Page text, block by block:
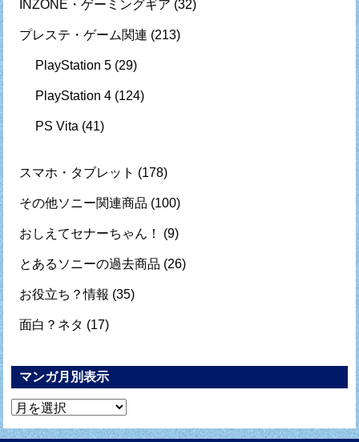
INZONE・ゲーミングギア (32)
プレステ・ゲーム関連 (213)
PlayStation 5 (29)
PlayStation 4 (124)
PS Vita (41)
スマホ・タブレット (178)
その他ソニー関連商品 (100)
おしえてセナーちゃん！ (9)
とあるソニーの過去商品 (26)
お役立ち？情報 (35)
面白？ネタ (17)
マンガ月別表示
マ
ン